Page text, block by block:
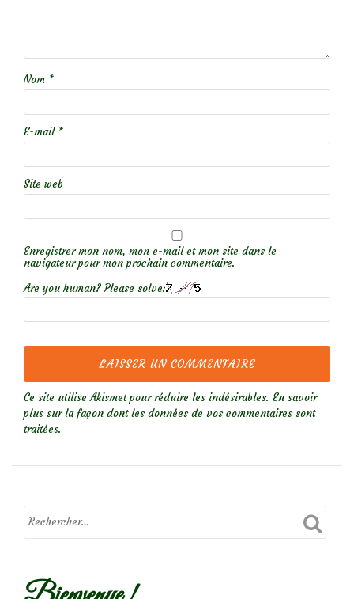
Nom *
E-mail *
Site web
Enregistrer mon nom, mon e-mail et mon site dans le
navigateur pour mon prochain commentaire.
Are you human? Please solve:
Ce site utilise Akismet pour réduire les indésirables. En savoir
plus sur la façon dont les données de vos commentaires sont
traitées.